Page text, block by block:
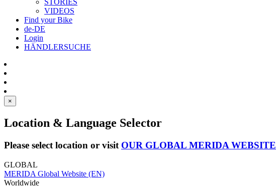
STORIES
VIDEOS
Find your Bike
de-DE
Login
HÄNDLERSUCHE
×
Location & Language Selector
Please select location or visit OUR GLOBAL MERIDA WEBSITE
GLOBAL
MERIDA Global Website (EN)
Worldwide